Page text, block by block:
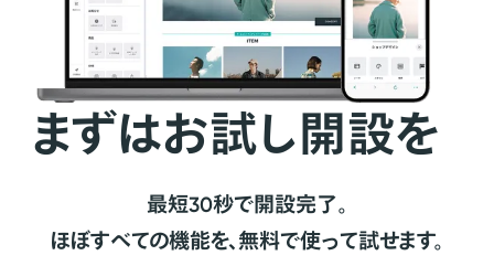
まずはお試し開設を
最短30秒で開設完了。
ほぼすべての機能を、無料で使って試せます。